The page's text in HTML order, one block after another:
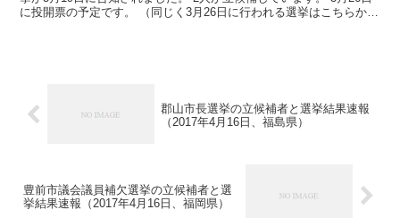
に投開票の予定です。 （同じく3月26日に行われる選挙はこちらから
郡山市長選挙の立候補者と選挙結果速報
（2017年4月16日、福島県）
豊前市議会議員補欠選挙の立候補者と選
挙結果速報（2017年4月16日、福岡県）